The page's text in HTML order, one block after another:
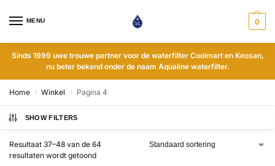
MENU 0
Sinds 1999 uwe trouwe partner voor de waterfilter Coolmart en Keosan,
nu beter bekend onder de naam Aqualine waterfilter.
Home / Winkel / Pagina 4
SHOW FILTERS
Resultaat 37–48 van de 64
resultaten wordt getoond